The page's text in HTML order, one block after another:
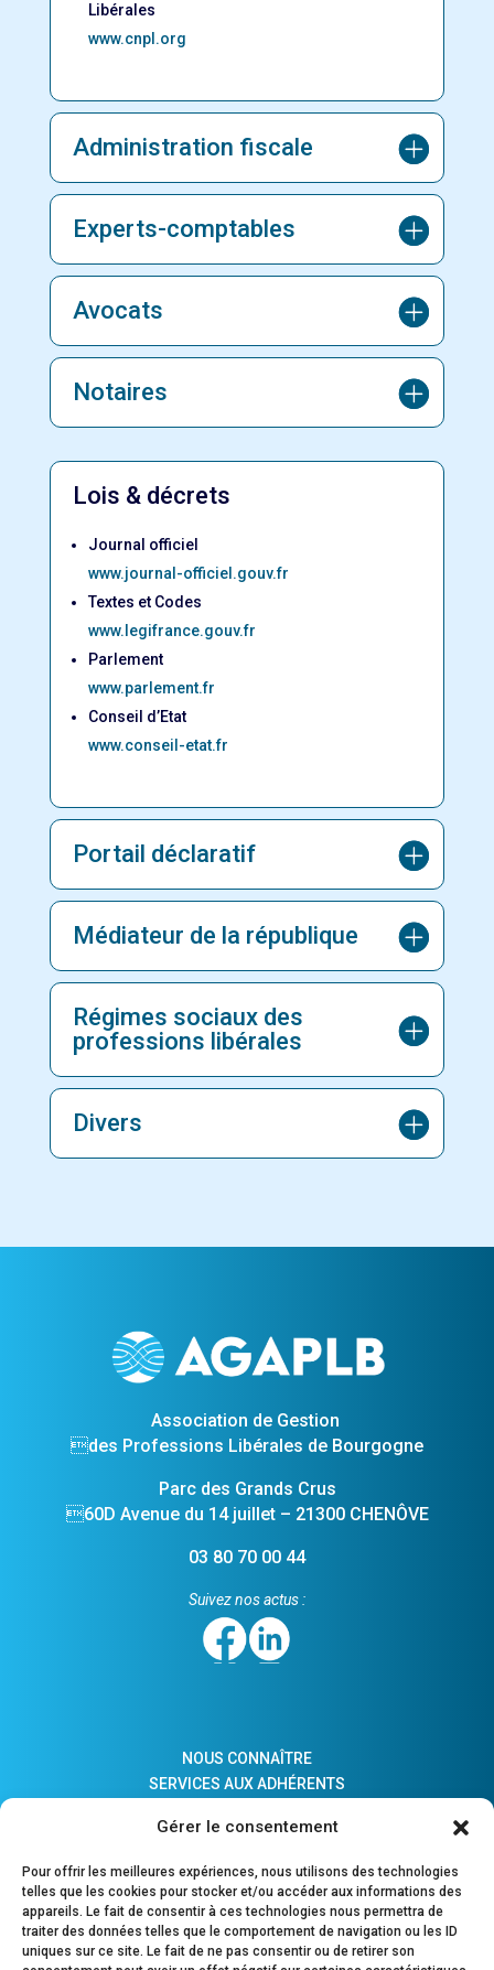
Gérer le consentement
Pour offrir les meilleures expériences, nous utilisons des technologies
telles que les cookies pour stocker et/ou accéder aux informations des
appareils. Le fait de consentir à ces technologies nous permettra de
traiter des données telles que le comportement de navigation ou les ID
uniques sur ce site. Le fait de ne pas consentir ou de retirer son
Libérales
www.cnpl.org
Administration fiscale
Experts-comptables
Avocats
Notaires
Lois & décrets
Journal officiel
www.journal-officiel.gouv.fr
Textes et Codes
www.legifrance.gouv.fr
Parlement
www.parlement.fr
Conseil d’Etat
www.conseil-etat.fr
Portail déclaratif
Médiateur de la république
Régimes sociaux des
professions libérales
Divers
Association de Gestion
des Professions Libérales de Bourgogne
Parc des Grands Crus
60D Avenue du 14 juillet – 21300 CHENÔVE
03 80 70 00 44
Suivez nos actus :
NOUS CONNAÎTRE
SERVICES AUX ADHÉRENTS
ADHÉSION
COMPTES MAJEURS PROTÉGÉS